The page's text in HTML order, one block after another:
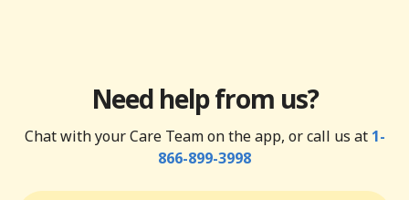
Need help from us?
Chat with your Care Team on the app, or call us at 1-
866-899-3998